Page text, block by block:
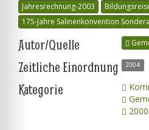
Jahresrechnung-2003
175-Jahre Salinenkonvention
Autor/Quelle
Zeitliche Einordnung 2004
Kategorie